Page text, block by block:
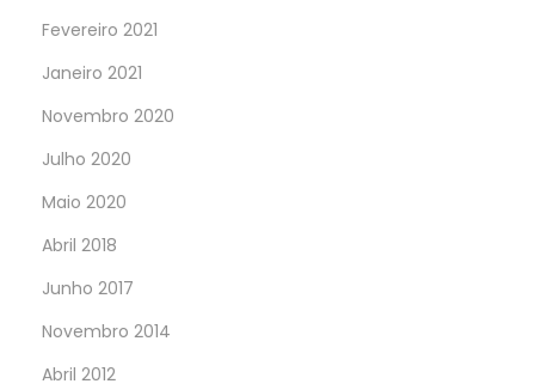
Fevereiro 2021
Janeiro 2021
Novembro 2020
Julho 2020
Maio 2020
Abril 2018
Junho 2017
Novembro 2014
Abril 2012